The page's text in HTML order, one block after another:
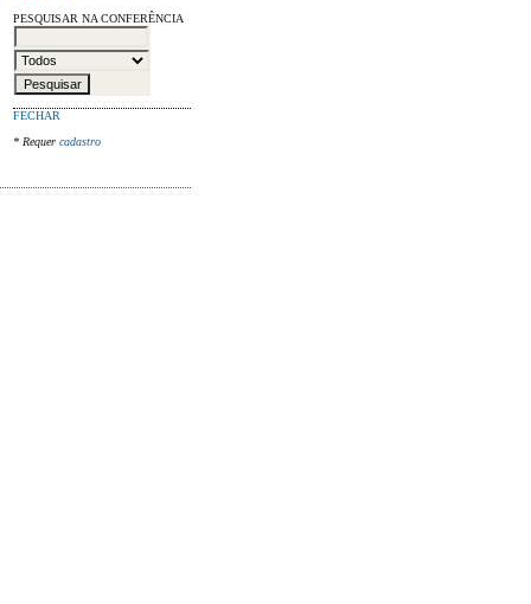
PESQUISAR NA CONFERÊNCIA
FECHAR
* Requercadastro